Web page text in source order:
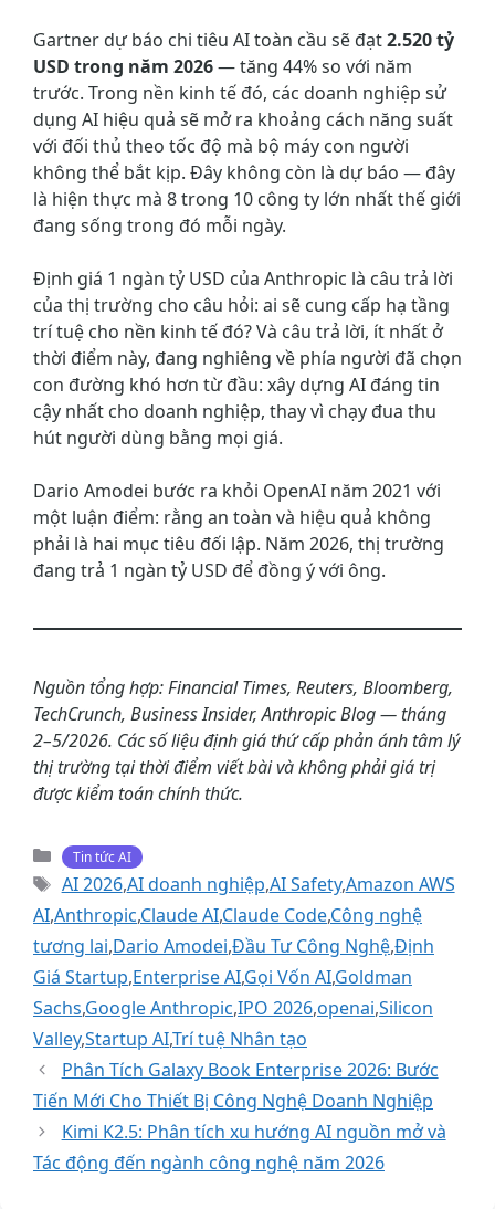
Gartner dự báo chi tiêu AI toàn cầu sẽ đạt2.520 tỷ
USD trong năm 2026— tăng 44% so với năm
trước. Trong nền kinh tế đó, các doanh nghiệp sử
dụng AI hiệu quả sẽ mở ra khoảng cách năng suất
với đối thủ theo tốc độ mà bộ máy con người
không thể bắt kịp. Đây không còn là dự báo — đây
là hiện thực mà 8 trong 10 công ty lớn nhất thế giới
đang sống trong đó mỗi ngày.
Định giá 1 ngàn tỷ USD của Anthropic là câu trả lời
của thị trường cho câu hỏi: ai sẽ cung cấp hạ tầng
trí tuệ cho nền kinh tế đó? Và câu trả lời, ít nhất ở
thời điểm này, đang nghiêng về phía người đã chọn
con đường khó hơn từ đầu: xây dựng AI đáng tin
cậy nhất cho doanh nghiệp, thay vì chạy đua thu
hút người dùng bằng mọi giá.
Dario Amodei bước ra khỏi OpenAI năm 2021 với
một luận điểm: rằng an toàn và hiệu quả không
phải là hai mục tiêu đối lập. Năm 2026, thị trường
đang trả 1 ngàn tỷ USD để đồng ý với ông.
Nguồn tổng hợp: Financial Times, Reuters, Bloomberg,
TechCrunch, Business Insider, Anthropic Blog — tháng
2–5/2026. Các số liệu định giá thứ cấp phản ánh tâm lý
thị trường tại thời điểm viết bài và không phải giá trị
được kiểm toán chính thức.
Danh
mục
Tin tức AI
Thẻ
AI 2026,AI doanh nghiệp,AI Safety,Amazon AWS
AI,Anthropic,Claude AI,Claude Code,Công nghệ
tương lai,Dario Amodei,Đầu Tư Công Nghệ,Định
Giá Startup,Enterprise AI,Gọi Vốn AI,Goldman
Sachs,Google Anthropic,IPO 2026,openai,Silicon
Valley,Startup AI,Trí tuệ Nhân tạo
Phân Tích Galaxy Book Enterprise 2026: Bước
Tiến Mới Cho Thiết Bị Công Nghệ Doanh Nghiệp
Kimi K2.5: Phân tích xu hướng AI nguồn mở và
Tác động đến ngành công nghệ năm 2026